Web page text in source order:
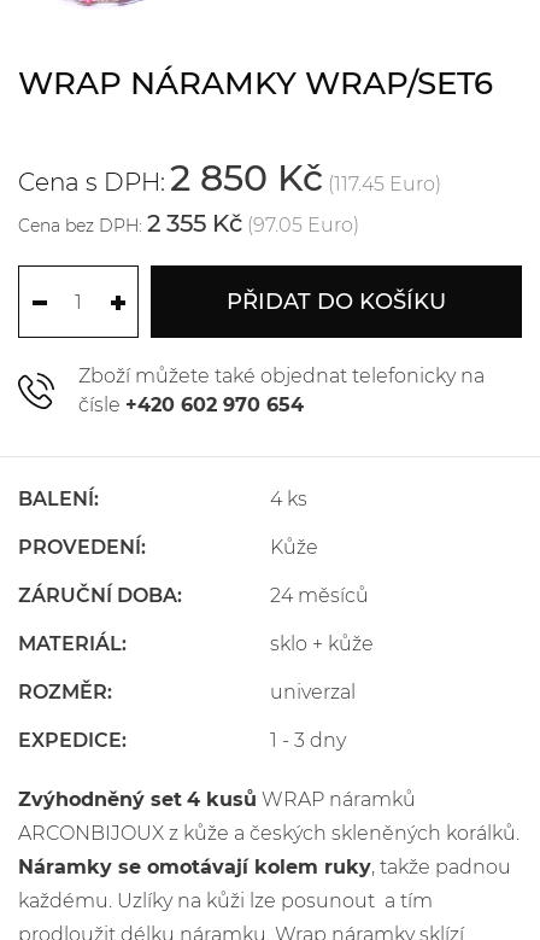
WRAP NÁRAMKY WRAP/SET6
Cena s DPH: 2 850 Kč (117.45 Euro)
Cena bez DPH: 2 355 Kč (97.05 Euro)
PŘIDAT DO KOŠÍKU
Zboží můžete také objednat telefonicky na
čísle +420 602 970 654
BALENÍ: 4 ks
PROVEDENÍ: Kůže
ZÁRUČNÍ DOBA: 24 měsíců
MATERIÁL: sklo + kůže
ROZMĚR: univerzal
EXPEDICE: 1 - 3 dny
Zvýhodněný set 4 kusů WRAP náramků
ARCONBIJOUX z kůže a českých skleněných korálků.
Náramky se omotávají kolem ruky, takže padnou
každému. Uzlíky na kůži lze posunout a tím
prodloužit délku náramku. Wrap náramky sklízí